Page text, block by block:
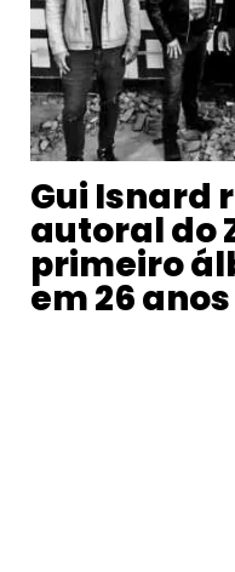
Gui Isnard
autoral do
primeiro
em 26 anos